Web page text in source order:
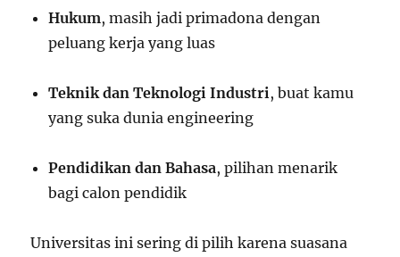
Hukum, masih jadi primadona dengan
peluang kerja yang luas
Teknik dan Teknologi Industri , buat kamu
yang suka dunia engineering
Pendidikan dan Bahasa, pilihan menarik
bagi calon pendidik
Universitas ini sering di pilih karena suasana